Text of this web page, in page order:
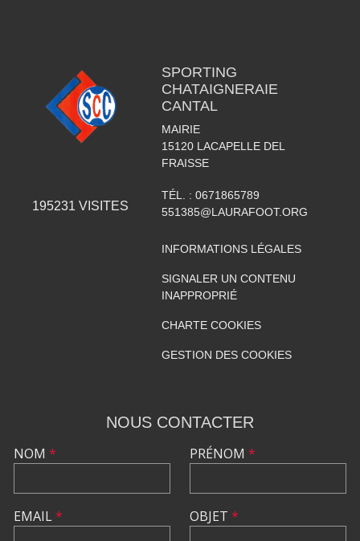
195231 VISITES
SPORTING
CHATAIGNERAIE
CANTAL
MAIRIE
15120 LACAPELLE DEL
FRAISSE
TÉL. : 0671865789
551385@LAURAFOOT.ORG
INFORMATIONS LÉGALES
SIGNALER UN CONTENU
INAPPROPRIÉ
CHARTE COOKIES
GESTION DES COOKIES
NOUS CONTACTER
NOM *
EMAIL*
PRÉNOM *
OBJET *